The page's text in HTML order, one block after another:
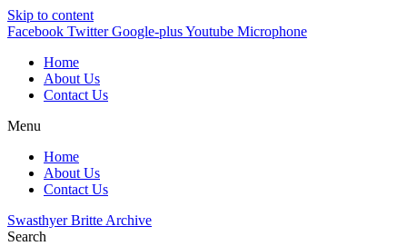
Skip to content
Facebook Twitter Google-plusYoutube Microphone
Home
About Us
Contact Us
Menu
Home
About Us
Contact Us
Swasthyer Britte Archive
Search